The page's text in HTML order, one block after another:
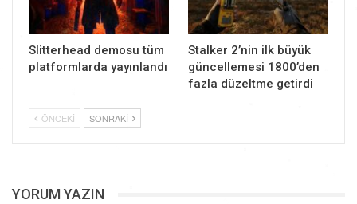
Slitterhead demosu tüm
platformlarda yayınlandı
Stalker 2’nin ilk büyük
güncellemesi 1800’den
fazla düzeltme getirdi
ÖNCEKI SONRAKI
YORUM YAZIN